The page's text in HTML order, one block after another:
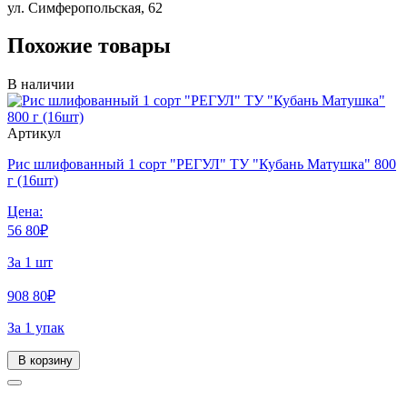
ул. Симферопольская, 62
Похожие товары
В наличии
Артикул
Рис шлифованный 1 сорт "РЕГУЛ" ТУ "Кубань Матушка" 800
г (16шт)
Цена:
56 80₽
За 1 шт
908 80₽
За 1 упак
В корзину